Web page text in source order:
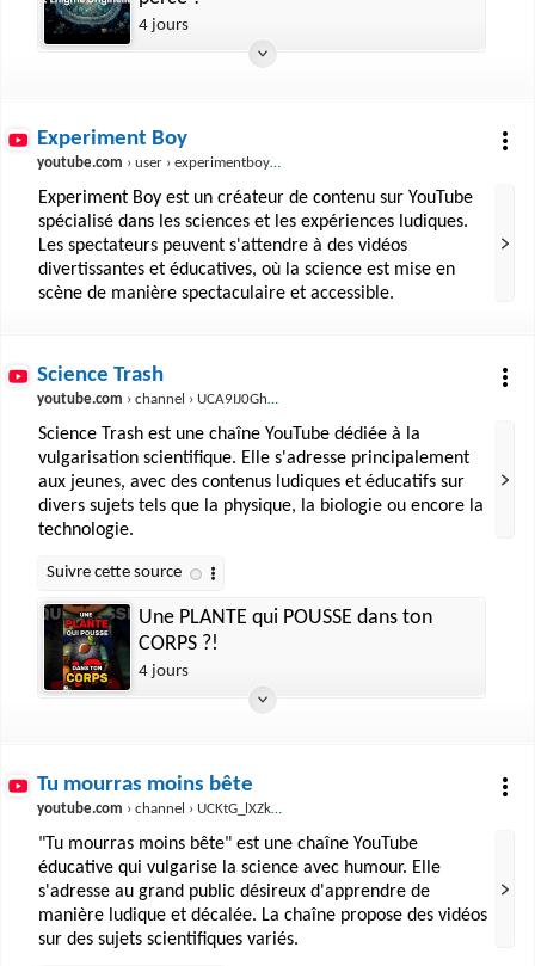
4 jours
Experiment Boy
youtube.com › user › experimentboyTV
Experiment Boy est un créateur de contenu sur YouTube
spécialisé dans les sciences et les expériences ludiques.
Les spectateurs peuvent s'attendre à des vidéos
divertissantes et éducatives, où la science est mise en
scène de manière spectaculaire et accessible.
Science Trash
youtube.com › channel › UCA9IJ0GhYcbSst7C6cQWrKw
Science Trash est une chaîne YouTube dédiée à la
vulgarisation scientifique. Elle s'adresse principalement
aux jeunes, avec des contenus ludiques et éducatifs sur
divers sujets tels que la physique, la biologie ou encore la
technologie.
Une PLANTE qui POUSSE dans ton
CORPS ?!
4 jours
Tu mourras moins bête
youtube.com › channel › UCKtG_lXZk4pRJkapfK0eprA
"Tu mourras moins bête" est une chaîne YouTube
éducative qui vulgarise la science avec humour. Elle
s'adresse au grand public désireux d'apprendre de
manière ludique et décalée. La chaîne propose des vidéos
sur des sujets scientifiques variés.